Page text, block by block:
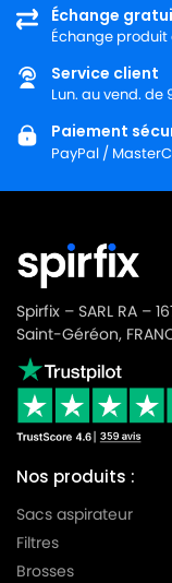
Échange
Échange
Service client
Lun. au vend. de
Paiement
PayPal /
Spirfix – SARL RA –
Saint-Géréon,
Nos produits :
Sacs aspirateur
Filtres
Brosses